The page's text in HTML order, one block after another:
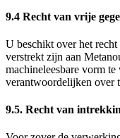
9.4 Recht van vrije
U beschikt over het
verstrekt zijn aan
machineleesbare vorm
verantwoordelijken over
9.5. Recht van